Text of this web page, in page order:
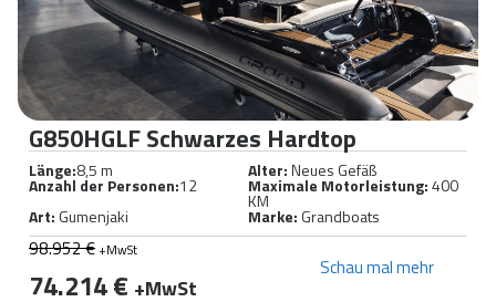
G850HGLF Schwarzes Hardtop
Länge:8,5 m Alter:Neues Gefäß
Anzahl der Personen:12 Maximale Motorleistung:400
KM
Art: Gumenjaki Marke: Grandboats
98.952 € +MwSt
74.214 € +MwSt
Schau mal mehr